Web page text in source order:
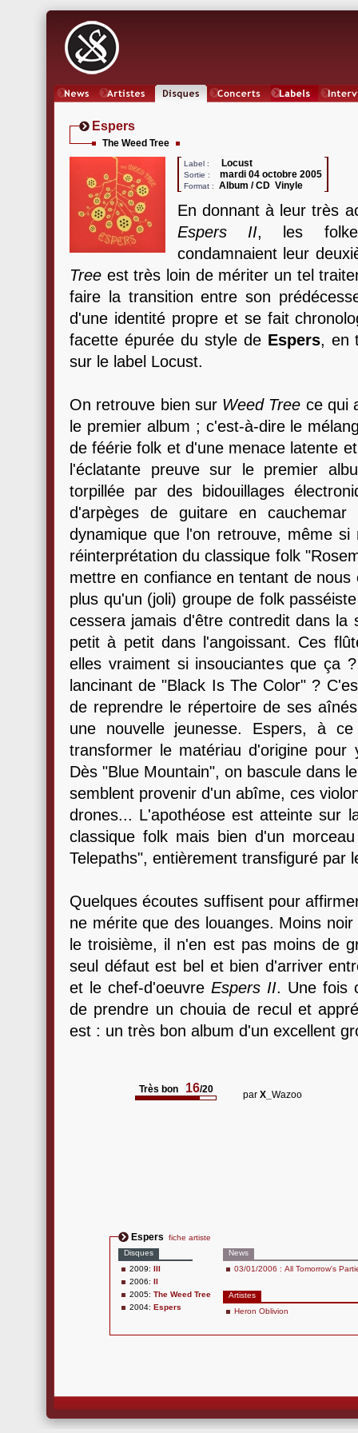
Espers
The Weed Tree
Label : Locust
Sortie : mardi 04 octobre 2005
Format : Album / CD Vinyle
En donnant à leur très
Espers II, les
condamnaient leur
Tree est très loin de mériter un tel
faire la transition entre son
d'une identité propre et se fait
facette épurée du style de Espers, en
sur le label Locust.
On retrouve bien sur Weed Tree ce qui
le premier album ; c'est-à-dire le
de féérie folk et d'une menace latente
l'éclatante preuve sur le premier
torpillée par des bidouillages
d'arpèges de guitare en
dynamique que l'on retrouve, même
réinterprétation du classique folk
mettre en confiance en tentant de
plus qu'un (joli) groupe de folk
cessera jamais d'être contredit dans
petit à petit dans l'angoissant. Ces
elles vraiment si insouciantes que ça
lancinant de "Black Is The Color" ?
de reprendre le répertoire de ses
une nouvelle jeunesse. Espers, à
transformer le matériau d'origine pour
Dès "Blue Mountain", on bascule dans
semblent provenir d'un abîme, ces
drones... L'apothéose est atteinte sur
classique folk mais bien d'un
Telepaths", entièrement transfiguré par
Quelques écoutes suffisent pour
ne mérite que des louanges. Moins
le troisième, il n'en est pas moins de
seul défaut est bel et bien d'arriver
et le chef-d'oeuvre Espers II. Une fois
de prendre un chouia de recul et
est : un très bon album d'un excellent
Très bon 16/20 par X_ Wazoo
Espers
fiche artiste
Disques
2009: III
2006: II
2005: The Weed Tree
2004: Espers
News
03/01/2006 : All Tomorrow's
Artistes
Heron Oblivion